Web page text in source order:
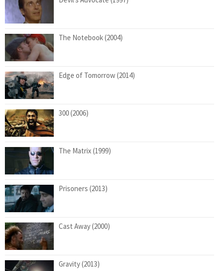
The Notebook (2004)
Edge of Tomorrow (2014)
300 (2006)
The Matrix (1999)
Prisoners (2013)
Cast Away (2000)
Gravity (2013)